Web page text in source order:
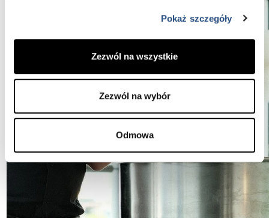
Pokaż szczegóły
Zezwól na wszystkie
Zezwól na wybór
Odmowa